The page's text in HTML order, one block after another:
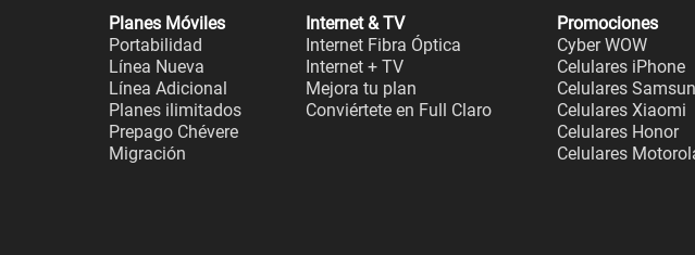
Planes Móviles
Portabilidad
Línea Nueva
Línea Adicional
Planes ilimitados
Prepago Chévere
Migración
Internet & TV
Internet Fibra Óptica
Internet + TV
Mejora tu plan
Conviértete en Full Claro
Promociones
Cyber WOW
Celulares iPhone
Celulares
Celulares Xiaomi
Celulares Honor
Celulares